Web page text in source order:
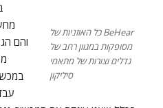
להשתמש במכשיר ללא
מושלמת! לא הייתי מודעת בכלל
שידעו שאני עומדת לקבל